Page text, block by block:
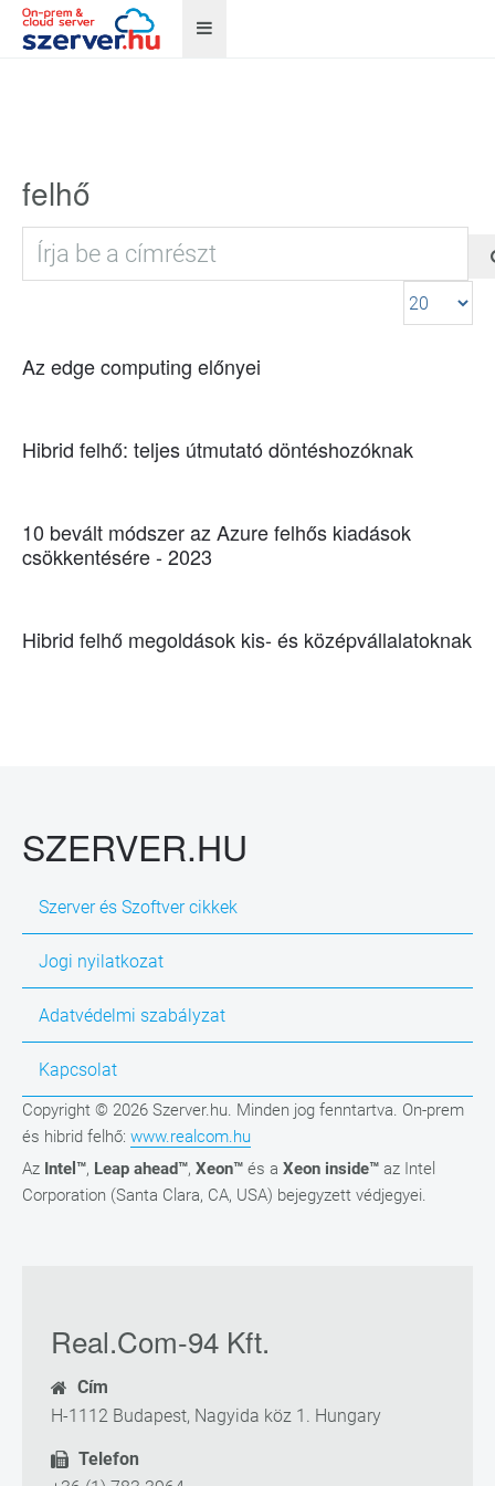
felhő
Írja be a címrészt
Tételek #
Az edge computing előnyei
Hibrid felhő: teljes útmutató döntéshozóknak
10 bevált módszer az Azure felhős kiadások
csökkentésére - 2023
Hibrid felhő megoldások kis- és középvállalatoknak
SZERVER.HU
Szerver és Szoftver cikkek
Jogi nyilatkozat
Adatvédelmi szabályzat
Kapcsolat
Copyright © 2026 Szerver.hu. Minden jog fenntartva. On-prem
és hibrid felhő: www.realcom.hu
Az Intel™, Leap ahead™, Xeon™ és a Xeon inside™ az Intel
Corporation (Santa Clara, CA, USA) bejegyzett védjegyei.
Real.Com-94 Kft.
Cím
H-1112 Budapest, Nagyida köz 1. Hungary
Telefon